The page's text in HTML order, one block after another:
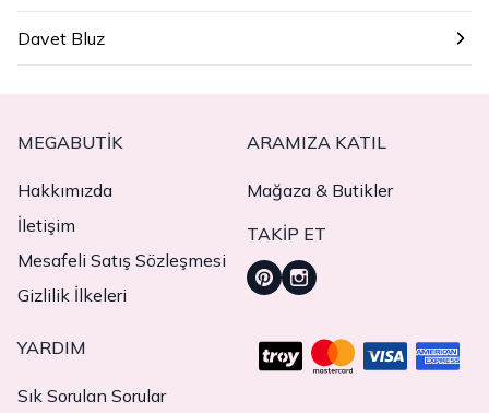
Davet Bluz
MEGABUTIK
Hakkımızda
İletişim
Mesafeli Satış Sözleşmesi
Gizlilik İlkeleri
ARAMIZA KATIL
Mağaza & Butikler
TAKIP ET
YARDIM
Sık Sorulan Sorular